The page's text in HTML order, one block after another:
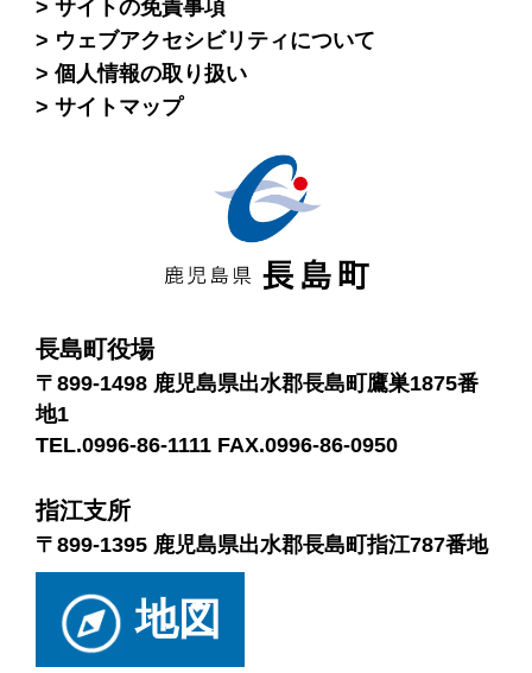
サイトの免責事項
ウェブアクセシビリティについて
個人情報の取り扱い
サイトマップ
長島町役場
〒899-1498 鹿児島県出水郡長島町鷹巣1875番
地1
TEL.0996-86-1111 FAX.0996-86-0950
指江支所
〒899-1395 鹿児島県出水郡長島町指江787番地
地図